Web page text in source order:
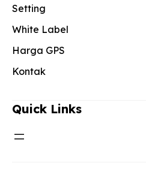
Setting
White Label
Harga GPS
Kontak
Quick Links